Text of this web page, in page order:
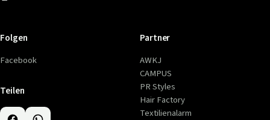
Folgen
Facebook
Teilen
Partner
AWKJ
CAMPUS
PR Styles
Hair Factory
Textilienalarm